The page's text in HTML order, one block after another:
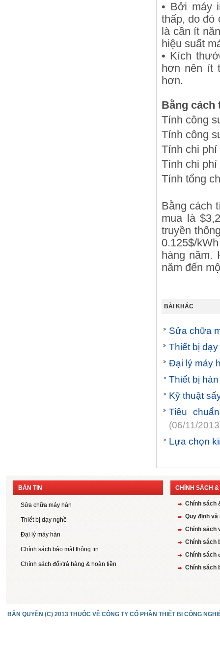
• Bởi máy
thấp, do đó
là cần ít
hiệu suất
• Kích
hơn nên ít
hơn.
Bằng cách
Tính công
Tính công
Tính chi phí
Tính chi phí
Tính tổng
Bằng cách
mua là
truyền
0.125$/
hàng năm.
năm đến
BÀI KHÁC
Sửa chữa
Thiết bị
Đại lý máy
Thiết bị
Kỹ thuật
Tiêu
(06/11/
Lựa chọn
BẢN TIN
Sửa chữa máy hàn
Thiết bị dạy nghề
Đại lý máy hàn
Chính sách bảo mật thông tin
Chính sách đổi/trả hàng & hoàn tiền
CHÍNH SÁCH
Chính sách
Quy định
Chính sách
Chính sách
Chính sách
Chính sách
BẢN QUYỀN (C) 2013 THUỘC VỀ CÔNG TY CỔ PHẦN THIẾT BỊ CÔNG